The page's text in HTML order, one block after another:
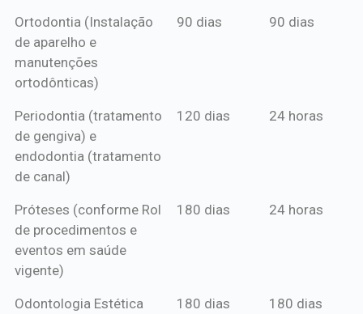
Ortodontia (Instalação
de aparelho e
manutenções
ortodônticas)
90 dias 90 dias
Periodontia (tratamento
de gengiva) e
endodontia (tratamento
de canal)
120 dias 24 horas
Próteses (conforme Rol
de procedimentos e
eventos em saúde
vigente)
180 dias 24 horas
Odontologia Estética
180 dias 180 dias